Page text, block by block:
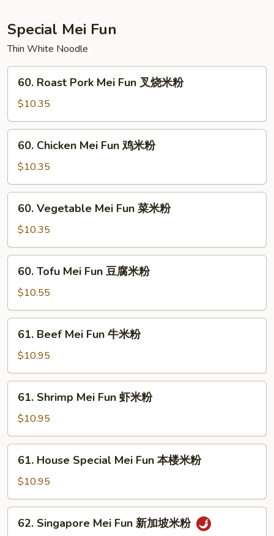
大
虾
杂
碎
Special Mei Fun
Thin White Noodle
Roast
Pork
Mei
Fun
粉
60. Roast Pork Mei Fun 叉烧米粉
$10.35
Chicken
Mei
Fun
鸡
60. Chicken Mei Fun 鸡米粉
$10.35
Vegetable
Mei
Fun
菜
60. Vegetable Mei Fun 菜米粉
$10.35
Tofu
Mei
Fun
豆
60. Tofu Mei Fun 豆腐米粉
$10.55
Beef
Mei
Fun
牛
61. Beef Mei Fun 牛米粉
$10.95
Shrimp
Mei
Fun
虾
61. Shrimp Mei Fun 虾米粉
$10.95
House
Special
Mei
Fun
61. House Special Mei Fun 本楼米粉
$10.95
Singapore
62. Singapore Mei Fun 新加坡米粉